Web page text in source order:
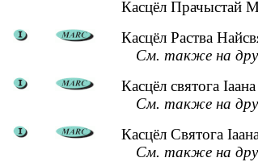
Касцёл Прачыстай
Касцёл Раства
См. также на
Касцёл святога
См. также на
Касцёл Святога
См. также на